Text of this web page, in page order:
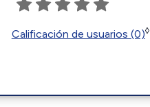
Calificación de usuarios (0)◊